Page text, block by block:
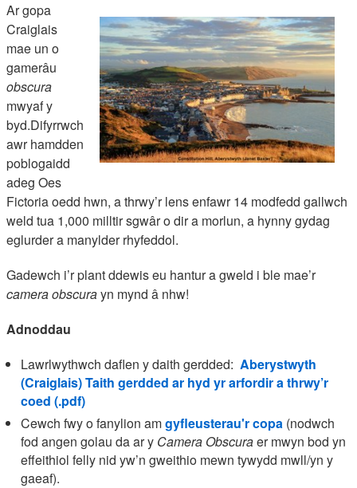
Ar gopa
Craiglais
mae un o
gamerâu
obscura
mwyaf y
byd.Difyrrwch
awr hamdden
poblogaidd
adeg Oes
Fictoria oedd hwn, a thrwy’r lens enfawr 14 modfedd gallwch
weld tua 1,000 milltir sgwâr o dir a morlun, a hynny gydag
eglurder a manylder rhyfeddol.
Gadewch i’r plant ddewis eu hantur a gweld i ble mae’r
camera obscurayn mynd â nhw!
Adnoddau
Lawrlwythwch daflen y daith gerdded: Aberystwyth
(Craiglais) Taith gerdded ar hyd yr arfordir a thrwy’r
coed (.pdf)
Cewch fwy o fanylion amgyfleusterau'r copa (nodwch
fod angen golau da ar y Camera Obscuraer mwyn bod yn
effeithiol felly nid yw’n gweithio mewn tywydd mwll/yn y
gaeaf).